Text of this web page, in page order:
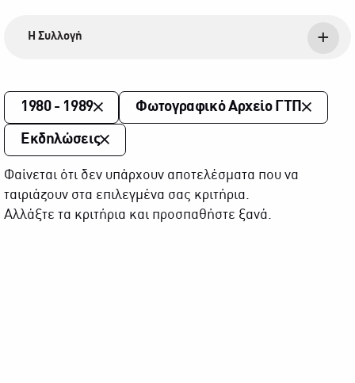
Η Συλλογή
1980 - 1989 Φωτογραφικό Αρχείο ΓΤΠ
Εκδηλώσεις
Φαίνεται ότι δεν υπάρχουν αποτελέσματα που να
ταιριάζουν στα επιλεγμένα σας κριτήρια.
Αλλάξτε τα κριτήρια και προσπαθήστε ξανά.